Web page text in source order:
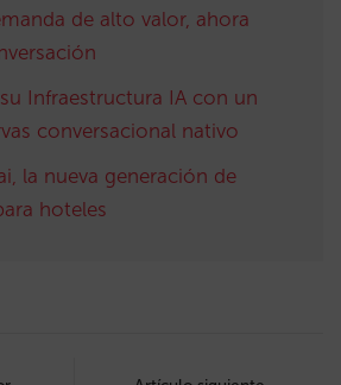
de alto valor, ahora
Infraestructura IA con un
conversacional nativo
la nueva generación de
hoteles